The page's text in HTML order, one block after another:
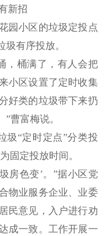
新招
小区的垃圾定投点
有序投放。
桶满了，有人会把
小区设置了定时收集
好类的垃圾带下来扔
曹富梅说。
“定时定点”分类投
固定投放时间。
色变’。”据小区党
物业服务企业、业委
民意见，入户进行劝
成一致。工作开展一